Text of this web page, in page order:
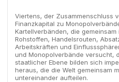
Viertens, der Zusammenschluss
Finanzkapital zu
Kartellverbänden, die
Rohstoffen, Handelsrouten,
Arbeitskräften und
und Monopolverbände versucht,
staatlicher Ebene bilden sich
heraus, die die Welt gemeinsam
untereinander aufteilen.